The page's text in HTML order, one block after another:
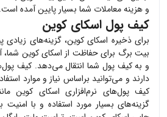
و هزینه معاملات شما بسیار پایین آمده است.
کیف پول اسکای کوین
برای ذخیره اسکای کوین، گزینه‌های
بیت برگ برای حفاظت از اسکای کوین شما،
و به کیف پول شما انتقال می‌دهد. کیف
دارند و می‌توانید براساس نیاز و موارد
کیف پول‌های نرم‌افزاری اسکای کوین
گزینه‌های بسیار مورد استفاده و با امنیت